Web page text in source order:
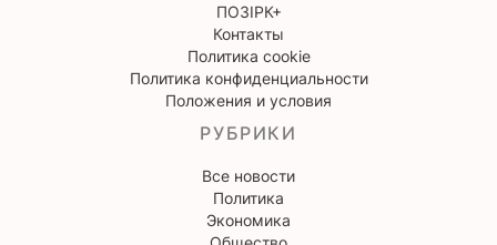
ПОЗІРК+
Контакты
Политика cookie
Политика конфиденциальности
Положения и условия
РУБРИКИ
Все новости
Политика
Экономика